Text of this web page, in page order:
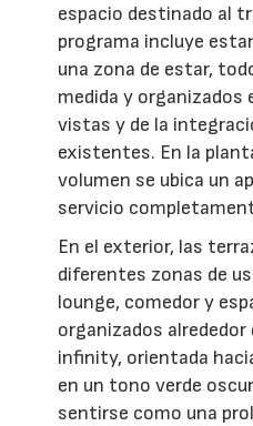
espacio destinado al
programa incluye
una zona de estar,
medida y organizados
vistas y de la
existentes. En la
volumen se ubica un
servicio
En el exterior, las
diferentes zonas de
lounge, comedor y
organizados alrededor
infinity, orientada
en un tono verde
sentirse como una